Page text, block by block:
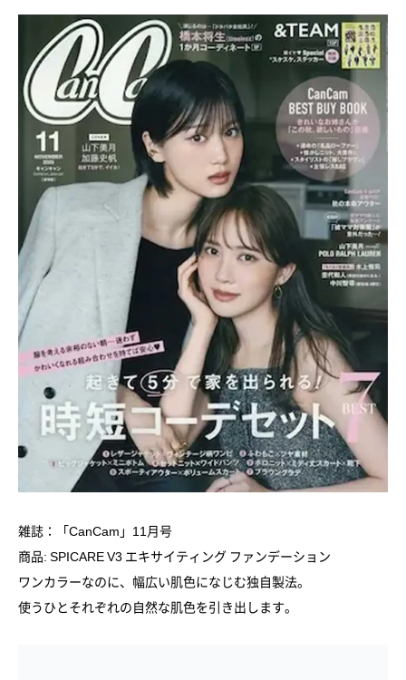
雑誌：「CanCam」11月号
商品: SPICARE V3 エキサイティング ファンデーション
ワンカラーなのに、幅広い肌色になじむ独自製法。
使うひとそれぞれの自然な肌色を引き出します。